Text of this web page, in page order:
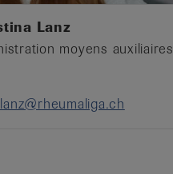
Lanz
moyens auxiliaires